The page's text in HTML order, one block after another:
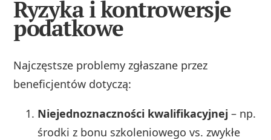
Ryzyka i kontrowersje
podatkowe
Najczęstsze problemy zgłaszane przez
beneficjentów dotyczą:
Niejednoznaczności kwalifikacyjnej – np.
środki z bonu szkoleniowego vs. zwykłe